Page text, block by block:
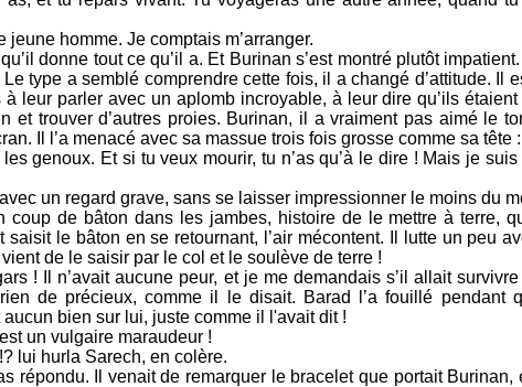
homme. Je comptais m’arranger.
donne tout ce qu’il a. Et Burinan s’est montré plutôt
type a semblé comprendre cette fois, il a changé d’attitude. Il
leur parler avec un aplomb incroyable, à leur dire qu’ils
et trouver d’autres proies. Burinan, il a vraiment pas aimé le
Il l’a menacé avec sa massue trois fois grosse comme sa tête :
genoux. Et si tu veux mourir, tu n’as qu’à le dire ! Mais je suis
un regard grave, sans se laisser impressionner le moins du
de bâton dans les jambes, histoire de le mettre à terre,
le bâton en se retournant, l’air mécontent. Il lutte un peu
de le saisir par le col et le soulève de terre !
! Il n’avait aucune peur, et je me demandais s’il allait
rien de précieux, comme il le disait. Barad l’a fouillé pendant
bien sur lui, juste comme il l'avait dit !
un vulgaire maraudeur !
lui hurla Sarech, en colère.
répondu. Il venait de remarquer le bracelet que portait Burinan,